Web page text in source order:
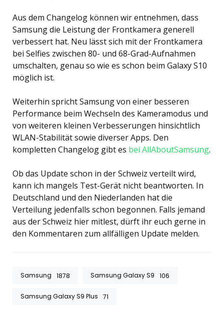
Aus dem Changelog können wir entnehmen, dass
Samsung die Leistung der Frontkamera generell
verbessert hat. Neu lässt sich mit der Frontkamera
bei Selfies zwischen 80- und 68-Grad-Aufnahmen
umschalten, genau so wie es schon beim Galaxy S10
möglich ist.
Weiterhin spricht Samsung von einer besseren
Performance beim Wechseln des Kameramodus und
von weiteren kleinen Verbesserungen hinsichtlich
WLAN-Stabilität sowie diverser Apps. Den
kompletten Changelog gibt es bei AllAboutSamsung.
Ob das Update schon in der Schweiz verteilt wird,
kann ich mangels Test-Gerät nicht beantworten. In
Deutschland und den Niederlanden hat die
Verteilung jedenfalls schon begonnen. Falls jemand
aus der Schweiz hier mitlest, dürft ihr euch gerne in
den Kommentaren zum allfälligen Update melden.
Samsung 1878 Samsung Galaxy S9 106
Samsung Galaxy S9 Plus 71